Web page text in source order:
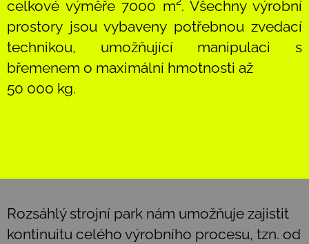
celkové výměře 7000 m². Všechny výrobní
prostory jsou vybaveny potřebnou zvedací
technikou, umožňující manipulaci s
břemenem o maximální hmotnosti až
50 000 kg.
Rozsáhlý strojní park nám umožňuje zajistit
kontinuitu celého výrobního procesu, tzn. od